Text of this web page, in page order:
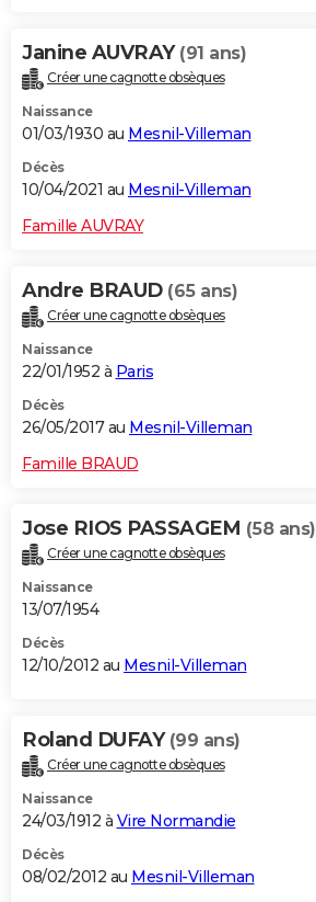
Janine AUVRAY (91 ans)
Créer une cagnotte obsèques
Naissance
01/03/1930 au Mesnil-Villeman
Décès
10/04/2021 au Mesnil-Villeman
Famille AUVRAY
Andre BRAUD (65 ans)
Créer une cagnotte obsèques
Naissance
22/01/1952 à Paris
Décès
26/05/2017 au Mesnil-Villeman
Famille BRAUD
Jose RIOS PASSAGEM (58 ans)
Créer une cagnotte obsèques
Naissance
13/07/1954
Décès
12/10/2012 au Mesnil-Villeman
Roland DUFAY (99 ans)
Créer une cagnotte obsèques
Naissance
24/03/1912 à Vire Normandie
Décès
08/02/2012 au Mesnil-Villeman